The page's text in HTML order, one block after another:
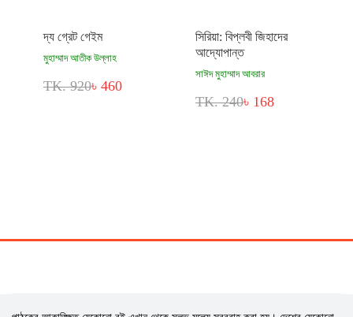
দ্য গ্রেট গেইম
মুহাম্মাদ আতীক উল্লাহ
TK. 920৳ 460
সিরিয়া: বিপ্লবী জিহাদের
আদ্যোপান্ত
সাঈদ মুহাম্মাদ আবরার
TK. 240৳ 168